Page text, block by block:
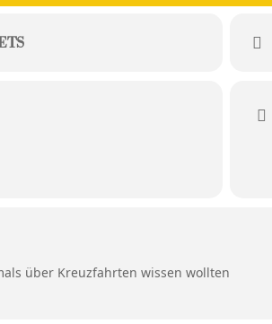
über Kreuzfahrten wissen wollten